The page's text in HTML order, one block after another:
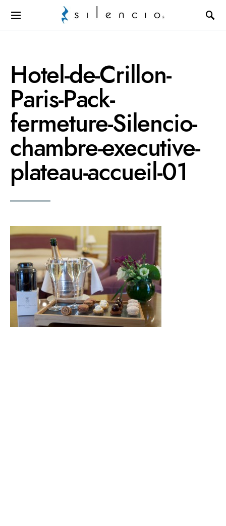
Search for:
Hotel-de-Crillon-
Paris-Pack-
fermeture-Silencio-
chambre-executive-
plateau-accueil-01